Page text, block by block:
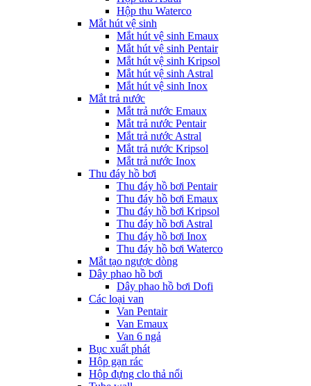
Hộp thu Waterco
Mắt hút vệ sinh
Mắt hút vệ sinh Emaux
Mắt hút vệ sinh Pentair
Mắt hút vệ sinh Kripsol
Mắt hút vệ sinh Astral
Mắt hút vệ sinh Inox
Mắt trả nước
Mắt trả nước Emaux
Mắt trả nước Pentair
Mắt trả nước Astral
Mắt trả nước Kripsol
Mắt trả nước Inox
Thu đáy hồ bơi
Thu đáy hồ bơi Pentair
Thu đáy hồ bơi Emaux
Thu đáy hồ bơi Kripsol
Thu đáy hồ bơi Astral
Thu đáy hồ bơi Inox
Thu đáy hồ bơi Waterco
Mắt tạo ngược dòng
Dây phao hồ bơi
Dây phao hồ bơi Dofi
Các loại van
Van Pentair
Van Emaux
Van 6 ngả
Bục xuất phát
Hộp gạn rác
Hộp đựng clo thả nổi